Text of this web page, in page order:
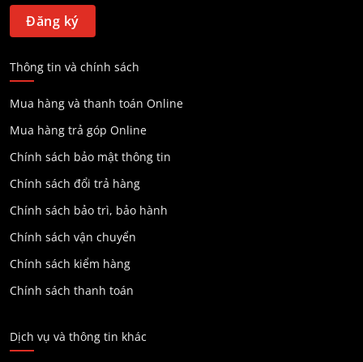
Thông tin và chính sách
Mua hàng và thanh toán Online
Mua hàng trả góp Online
Chính sách bảo mật thông tin
Chính sách đổi trả hàng
Chính sách bảo trì, bảo hành
Chính sách vận chuyển
Chính sách kiểm hàng
Chính sách thanh toán
Dịch vụ và thông tin khác